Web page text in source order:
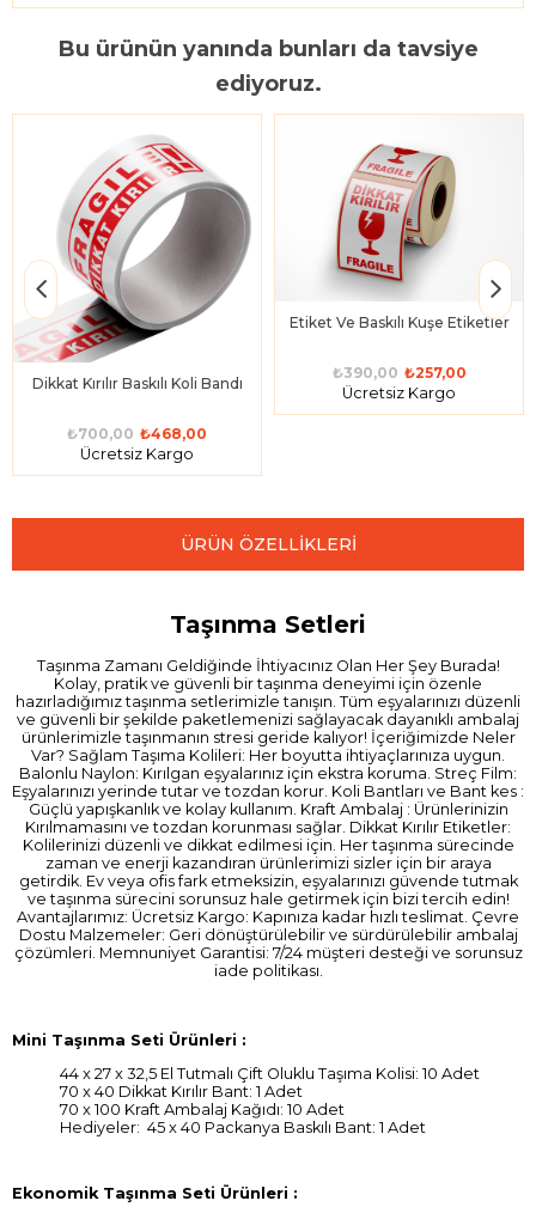
Bu ürünün yanında bunları da tavsiye
ediyoruz.
Dikkat Kırılır Baskılı Koli Bandı
₺468,00
₺700,00
Ücretsiz Kargo
Etiket Ve Baskılı Kuşe Etiketler
₺257,00
₺390,00
Ücretsiz Kargo
ÜRÜN ÖZELLIKLERI
Taşınma Setleri
Taşınma Zamanı Geldiğinde İhtiyacınız Olan Her Şey Burada!
Kolay, pratik ve güvenli bir taşınma deneyimi için özenle
hazırladığımız taşınma setlerimizle tanışın. Tüm eşyalarınızı düzenli
ve güvenli bir şekilde paketlemenizi sağlayacak dayanıklı ambalaj
ürünlerimizle taşınmanın stresi geride kalıyor! İçeriğimizde Neler
Var? Sağlam Taşıma Kolileri: Her boyutta ihtiyaçlarınıza uygun.
Balonlu Naylon: Kırılgan eşyalarınız için ekstra koruma. Streç Film:
Eşyalarınızı yerinde tutar ve tozdan korur. Koli Bantları ve Bant kes :
Güçlü yapışkanlık ve kolay kullanım. Kraft Ambalaj : Ürünlerinizin
Kırılmamasını ve tozdan korunması sağlar. Dikkat Kırılır Etiketler:
Kolilerinizi düzenli ve dikkat edilmesi için. Her taşınma sürecinde
zaman ve enerji kazandıran ürünlerimizi sizler için bir araya
getirdik. Ev veya ofis fark etmeksizin, eşyalarınızı güvende tutmak
ve taşınma sürecini sorunsuz hale getirmek için bizi tercih edin!
Avantajlarımız: Ücretsiz Kargo: Kapınıza kadar hızlı teslimat. Çevre
Dostu Malzemeler: Geri dönüştürülebilir ve sürdürülebilir ambalaj
çözümleri. Memnuniyet Garantisi: 7/24 müşteri desteği ve sorunsuz
iade politikası.
Mini Taşınma Seti Ürünleri :
44 x 27 x 32,5 El Tutmalı Çift Oluklu Taşıma Kolisi: 10 Adet
70 x 40 Dikkat Kırılır Bant: 1 Adet
70 x 100 Kraft Ambalaj Kağıdı: 10 Adet
Hediyeler: 45 x 40 Packanya Baskılı Bant: 1 Adet
Ekonomik Taşınma Seti Ürünleri :